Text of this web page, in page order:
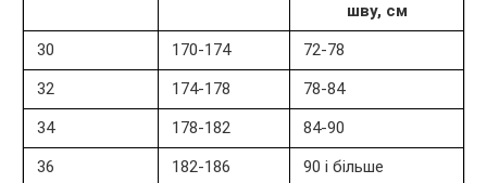
шву, см
30
170-174
72-78
32
174-178
78-84
34
178-182
84-90
36
182-186 90 і більше